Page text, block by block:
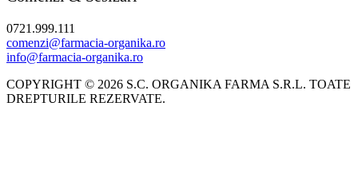
0721.999.111
comenzi@farmacia-organika.ro
info@farmacia-organika.ro
COPYRIGHT © 2026 S.C. ORGANIKA FARMA S.R.L. TOATE
DREPTURILE REZERVATE.